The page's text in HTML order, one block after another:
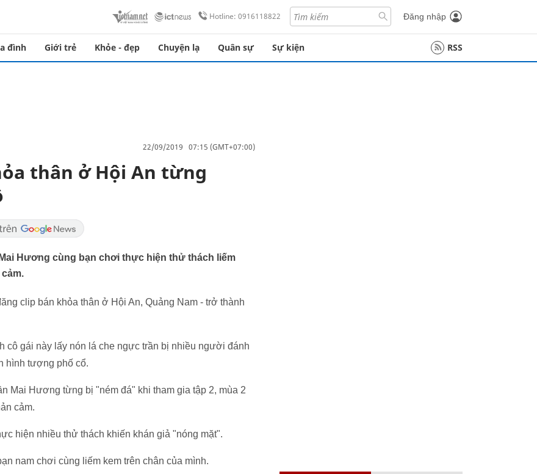
Hotline: 0916118822 Đăng nhập
đình Giới trẻ Khỏe - đẹp Chuyện lạ Quân sự Sự kiện RSS
22/09/2019 07:15 (GMT+07:00)
thân ở Hội An từng
Hương cùng bạn chơi thực hiện thử thách liếm
clip bán khỏa thân ở Hội An, Quảng Nam - trở thành
cô gái này lấy nón lá che ngực trần bị nhiều người đánh
hình tượng phố cổ.
Mai Hương từng bị "ném đá" khi tham gia tập 2, mùa 2
cảm.
hiện nhiều thử thách khiến khán giả "nóng mặt".
nam chơi cùng liếm kem trên chân của mình.